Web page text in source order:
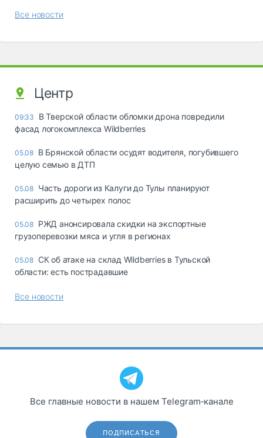
Все новости
Центр
09:33
В Тверской области обломки дрона повредили
фасад логокомплекса Wildberries
05.08 В Брянской области осудят водителя, погубившего
целую семью в ДТП
05.08 Часть дороги из Калуги до Тулы планируют
расширить до четырех полос
05.08 РЖД анонсировала скидки на экспортные
грузоперевозки мяса и угля в регионах
05.08 СК об атаке на склад Wildberries в Тульской
области: есть пострадавшие
Все новости
Все главные новости в нашем Telegram‑канале
ПОДПИСАТЬСЯ